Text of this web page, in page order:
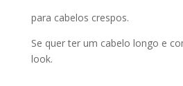
para cabelos crespos.
Se quer ter um cabelo longo e
look.